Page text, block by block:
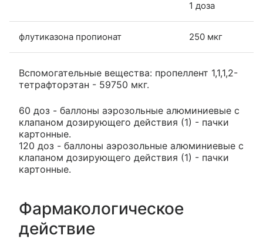
1 доза
флутиказона пропионат 250 мкг
Вспомогательные вещества: пропеллент 1,1,1,2-
тетрафторэтан - 59750 мкг.
60 доз - баллоны аэрозольные алюминиевые с
клапаном дозирующего действия (1) - пачки
картонные.
120 доз - баллоны аэрозольные алюминиевые с
клапаном дозирующего действия (1) - пачки
картонные.
Фармакологическое
действие